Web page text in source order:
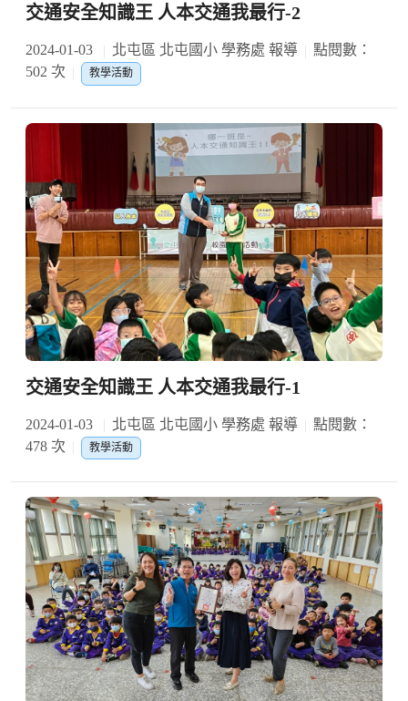
交通安全知識王 人本交通我最行-2
2024-01-03 北屯區 北屯國小 學務處 報導
點閱數：
502 次
教學活動
交通安全知識王 人本交通我最行-1
2024-01-03 北屯區 北屯國小 學務處 報導
點閱數：
478 次
教學活動